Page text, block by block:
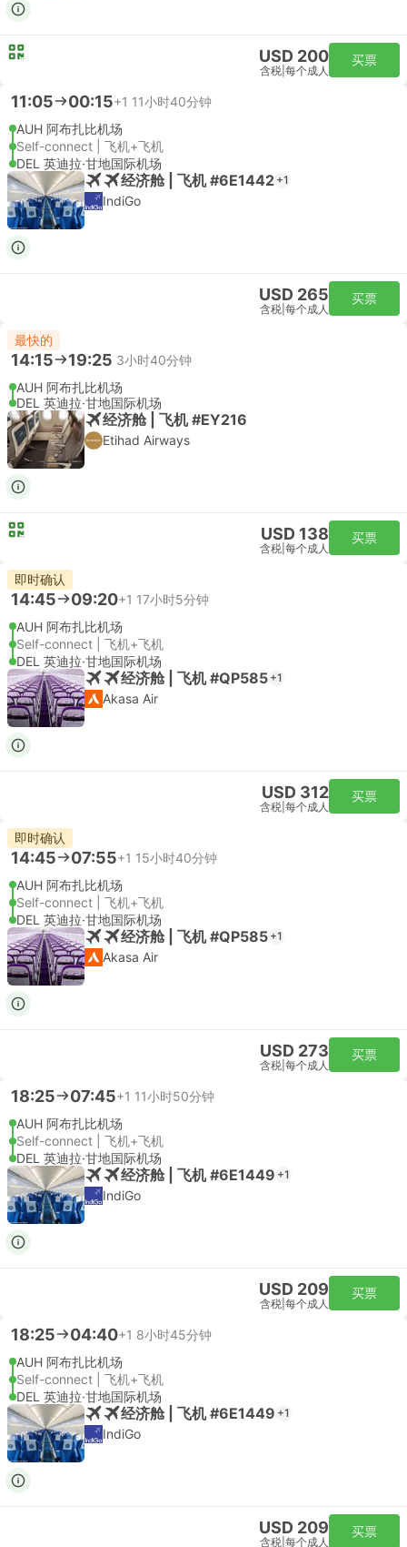
USD 200
含税 每个成人
买票
11:05 00:15+1 11小时40分钟
AUH 阿布扎比机场
Self-connect | 飞机+飞机
DEL 英迪拉·甘地国际机场
经济舱 | 飞机 #6E1442 +1
IndiGo
USD 265
含税 每个成人
买票
最快的
14:15 19:25 3小时40分钟
AUH 阿布扎比机场
DEL 英迪拉·甘地国际机场
经济舱 | 飞机 #EY216
Etihad Airways
USD 138
含税 每个成人
买票
即时确认
14:45 09:20+1 17小时5分钟
AUH 阿布扎比机场
Self-connect | 飞机+飞机
DEL 英迪拉·甘地国际机场
经济舱 | 飞机 #QP585 +1
Akasa Air
USD 312
含税 每个成人
买票
即时确认
14:45 07:55+1 15小时40分钟
AUH 阿布扎比机场
Self-connect | 飞机+飞机
DEL 英迪拉·甘地国际机场
经济舱 | 飞机 #QP585 +1
Akasa Air
USD 273
含税 每个成人
买票
18:25 07:45+1 11小时50分钟
AUH 阿布扎比机场
Self-connect | 飞机+飞机
DEL 英迪拉·甘地国际机场
经济舱 | 飞机 #6E1449 +1
IndiGo
USD 209
含税 每个成人
买票
18:25 04:40+1 8小时45分钟
AUH 阿布扎比机场
Self-connect | 飞机+飞机
DEL 英迪拉·甘地国际机场
经济舱 | 飞机 #6E1449 +1
IndiGo
USD 209
含税 每个成人
买票